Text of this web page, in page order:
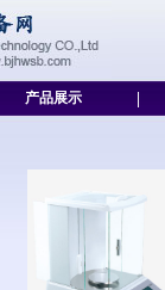
产品展示